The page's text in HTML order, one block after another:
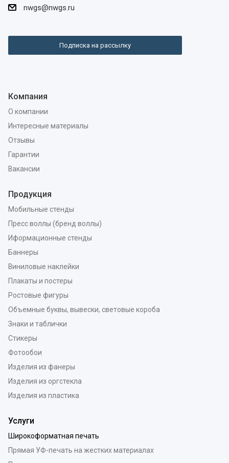
nwgs@nwgs.ru
Подписка на рассылку
Компания
О компании
Интересные материалы
Отзывы
Гарантии
Вакансии
Продукция
Мобильные стенды
Пресс воллы (бренд воллы)
Иформационные стенды
Баннеры
Виниловые наклейки
Плакаты и постеры
Ростовые фигуры
Объемные буквы, вывески, световые короба
Знаки и таблички
Стикеры
Фотообои
Изделия из фанеры
Изделия из оргстекла
Изделия из пластика
Услуги
Широкоформатная печать
Прямая УФ-печать на жестких материалах